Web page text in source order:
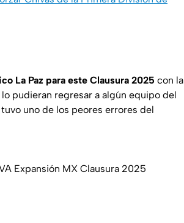
La Paz para este Clausura 2025 con la
pudieran regresar a algún equipo del
tuvo uno de los peores errores del
Expansión MX Clausura 2025